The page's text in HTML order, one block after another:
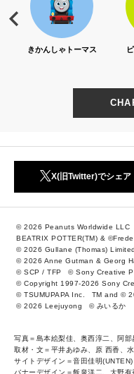
きかんしゃトーマス
X(旧Twitter)でシェア
© 2026 Peanuts Worldwide LLC
BEATRIX POTTER(TM) &
© 2026 Gullane (Thomas)
© 2026 Anne Gutman & Georg
© SCP / TFP
© Sony Creative
© Copyright 1997-2026 Sony
© TSUMUPAPA Inc.
TM and ©
© 2026 Leejuyong
© みいるか
写真＝島本絵梨佳、奥西淳二、阿部
取材・文＝平井あゆみ、原 西香、
サイトデザイン＝音田佳明(UNTEN)